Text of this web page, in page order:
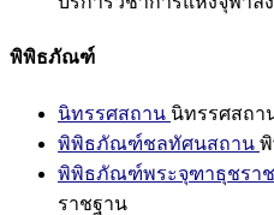
พิพิธภัณฑ์
นิทรรศสถาน นิทรรศสถา
พิพิธภัณฑ์ชลทัศนสถาน
พิพิธภัณฑ์พระจุฑาธุชรา
ราชฐาน